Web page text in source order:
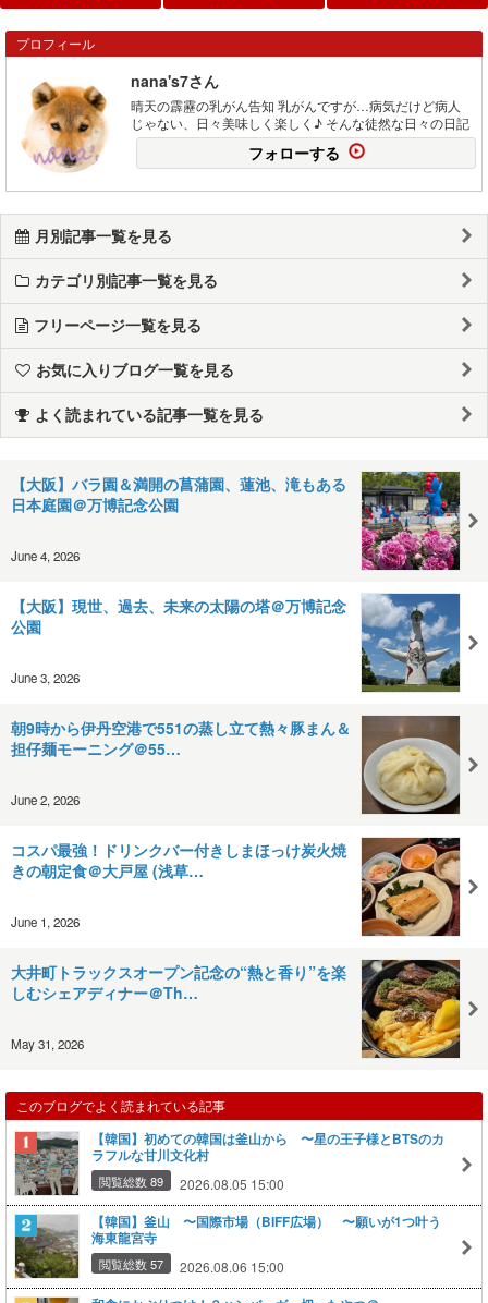
プロフィール
nana's7さん
晴天の霹靂の乳がん告知 乳がんですが…病気だけど病人
じゃない、日々美味しく楽しく♪ そんな徒然な日々の日記
フォローする
月別記事一覧を見る
カテゴリ別記事一覧を見る
フリーページ一覧を見る
お気に入りブログ一覧を見る
よく読まれている記事一覧を見る
【大阪】バラ園＆満開の菖蒲園、蓮池、滝もある
日本庭園＠万博記念公園
June 4, 2026
【大阪】現世、過去、未来の太陽の塔＠万博記念
公園
June 3, 2026
朝9時から伊丹空港で551の蒸し立て熱々豚まん＆
担仔麺モーニング＠55…
June 2, 2026
コスパ最強！ドリンクバー付きしまほっけ炭火焼
きの朝定食＠大戸屋 (浅草…
June 1, 2026
大井町トラックスオープン記念の“熱と香り”を楽
しむシェアディナー＠Th…
May 31, 2026
このブログでよく読まれている記事
【韓国】初めての韓国は釜山から 〜星の王子様とBTSのカ
ラフルな甘川文化村
閲覧総数 89 2026.08.05 15:00
【韓国】釜山 〜国際市場（BIFF広場） 〜願いが1つ叶う
海東龍宮寺
閲覧総数 57 2026.08.06 15:00